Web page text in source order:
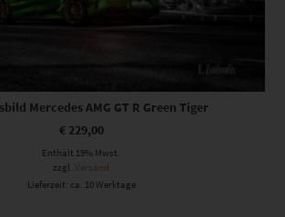
Mercedes AMG GT R Green Tiger
€229,00
Enthält 19% Mwst.
zzgl. Versand
Lieferzeit: ca. 10 Werktage